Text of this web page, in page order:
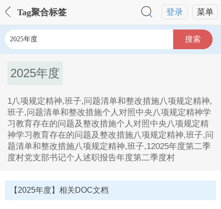
菜单
登录
Tag聚合标签
搜索
2025年度
1八项规定精神,班子,问题清单和整改措施八项规定精神,
班子,问题清单和整改措施个人对照中央八项规定精神学
习教育存在的问题及整改措施个人对照中央八项规定精
神学习教育存在的问题及整改措施八项规定精神,班子,问
题清单和整改措施八项规定精神,班子,12025年度第二季
度村党支部书记个人述职报告年度第二季度村
1、1八项规定精神,班子,问题清单和整改措施八项规定
精神,班子,问题清单和整改措施个人对照中央八项规定精
神学习教育存在的问题及整改措施个人对照中央八项规
【2025年度】相关DOC文档